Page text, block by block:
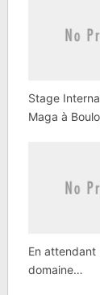
Stage
Maga à
En attendant
domaine…